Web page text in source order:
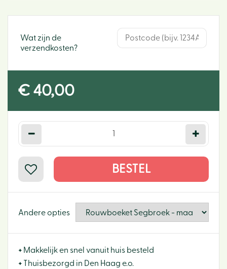
Wat zijn de
verzendkosten?
€ 40,00
Andere opties
+ Makkelijk en snel vanuit huis besteld
+ Thuisbezorgd in Den Haag e.o.